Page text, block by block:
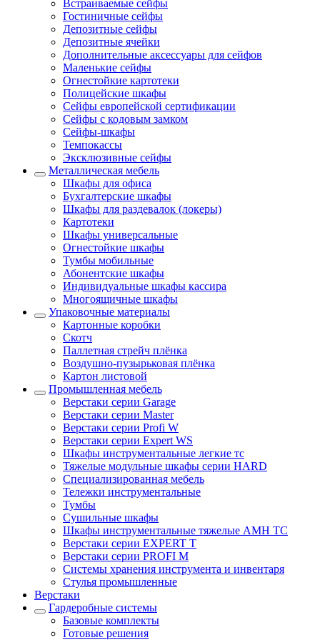
Встраиваемые сейфы
Гостиничные сейфы
Депозитные сейфы
Депозитные ячейки
Дополнительные аксессуары для сейфов
Маленькие сейфы
Огнестойкие картотеки
Полицейские шкафы
Сейфы европейской сертификации
Сейфы с кодовым замком
Сейфы-шкафы
Темпокассы
Эксклюзивные сейфы
Металлическая мебель
Шкафы для офиса
Бухгалтерские шкафы
Шкафы для раздевалок (локеры)
Картотеки
Шкафы универсальные
Огнестойкие шкафы
Тумбы мобильные
Абонентские шкафы
Индивидуальные шкафы кассира
Многоящичные шкафы
Упаковочные материалы
Картонные коробки
Скотч
Паллетная стрейч плёнка
Воздушно-пузырьковая плёнка
Картон листовой
Промышленная мебель
Верстаки серии Garage
Верстаки серии Master
Верстаки серии Profi W
Верстаки серии Expert WS
Шкафы инструментальные легкие тс
Тяжелые модульные шкафы серии HARD
Cпециализированная мебель
Тележки инструментальные
Тумбы
Cушильные шкафы
Шкафы инструментальные тяжелые AMH TC
Верстаки серии EXPERT T
Верстаки серии PROFI M
Системы хранения инструмента и инвентаря
Стулья промышленные
Верстаки
Гардеробные системы
Базовые комплекты
Готовые решения